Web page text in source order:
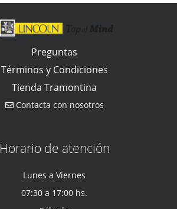
Preguntas
Términos y Condiciones
Tienda Tramontina
Contacta con nosotros
Horario de atención
Lunes a Viernes
07:30 a 17:00 hs.